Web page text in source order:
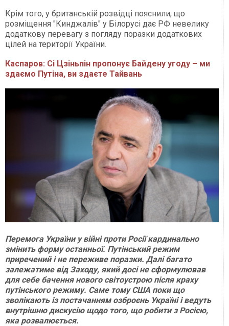
Крім того, у британській розвідці пояснили, що
розміщення "Кинджалів" у Білорусі дає РФ невелику
додаткову перевагу з погляду поразки додаткових
цілей на території України.
Каспаров: Сі Цзіньпін пропонує Байдену угоду – ми
здаємо Путіна, ви здаєте Тайвань
Перемога України у війні проти Росії кардинально
змінить форму останньої. Путінський режим
приречений і не переживе поразки. Далі багато
залежатиме від Заходу, який досі не сформулював
для себе бачення нового світоустрою після краху
путінського режиму. Саме тому США поки що
зволікають із постачанням озброєнь Україні і ведуть
внутрішню дискусію щодо того, що робити з Росією,
яка розвалюється.